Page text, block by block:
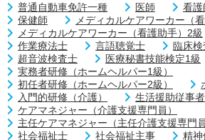
普通自動車免許一種 医師 看護
保健師
メディカルケアワーカー（
メディカルケアワーカー（看護助手）2級
作業療法士
言語聴覚士
臨床検
超音波検査士
医療秘書技能検定1級
実務者研修（ホームヘルパー1級）
初任者研修（ホームヘルパー2級）
入門的研修（介護）
生活援助従事
ケアマネジャー（介護支援専門員）
主任ケアマネジャー（主任介護支援専門員
社会福祉士
社会福祉主事
精神